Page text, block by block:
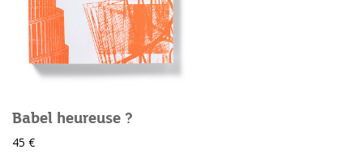
Babel heureuse ?
45 €